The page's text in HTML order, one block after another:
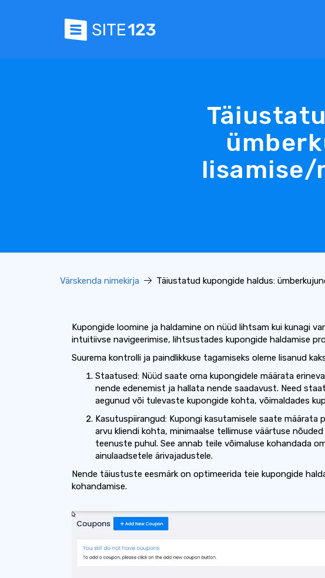
Värskenda nimekirja Täiustatud kupongide haldus:
Kupongide loomine ja haldamine on nüüd lihtsam kui kunagi
intuitiivse navigeerimise, lihtsustades kupongide haldamise
Suurema kontrolli ja paindlikkuse tagamiseks oleme lisanud
Staatused: Nüüd saate oma kupongidele määrata
nende edenemist ja hallata nende saadavust. Need
aegunud või tulevaste kupongide kohta, võimaldades
Kasutuspiirangud: Kupongi kasutamisele saate määrata
arvu kliendi kohta, minimaalse tellimuse väärtuse
teenuste puhul. See annab teile võimaluse kohandada
ainulaadsetele ärivajadustele.
Nende täiustuste eesmärk on optimeerida teie kupongide
kohandamise.